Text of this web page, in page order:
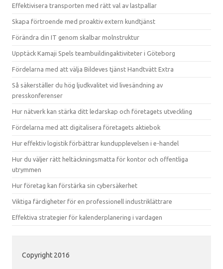
Effektivisera transporten med rätt val av lastpallar
Skapa förtroende med proaktiv extern kundtjänst
Förändra din IT genom skalbar molnstruktur
Upptäck Kamaji Spels teambuildingaktiviteter i Göteborg
Fördelarna med att välja Bildeves tjänst Handtvätt Extra
Så säkerställer du hög ljudkvalitet vid livesändning av
presskonferenser
Hur nätverk kan stärka ditt ledarskap och företagets utveckling
Fördelarna med att digitalisera företagets aktiebok
Hur effektiv logistik förbättrar kundupplevelsen i e-handel
Hur du väljer rätt heltäckningsmatta för kontor och offentliga
utrymmen
Hur företag kan förstärka sin cybersäkerhet
Viktiga färdigheter för en professionell industriklättrare
Effektiva strategier för kalenderplanering i vardagen
Copyright 2016